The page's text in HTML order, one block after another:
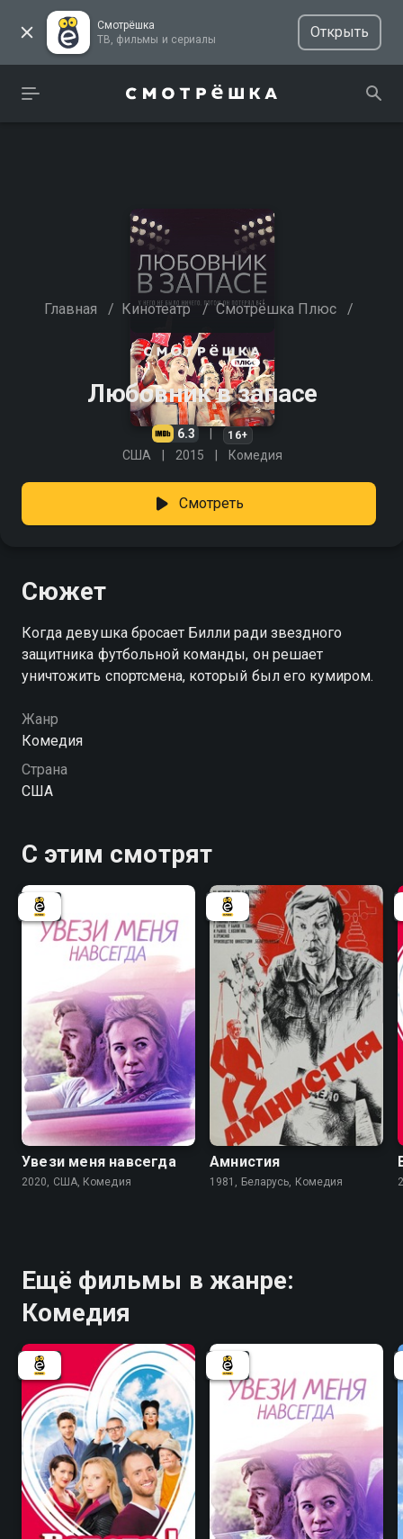
Смотрёшка
ТВ, фильмы и сериалы
Открыть
Главная / Кинотеатр / Смотрёшка Плюс /
Любовник в запасе
6.3 16+
США 2015 Комедия
Смотреть
Сюжет
Когда девушка бросает Билли ради звездного
защитника футбольной команды, он решает
уничтожить спортсмена, который был его кумиром.
Жанр
Комедия
Страна
США
С этим смотрят
Увези меня навсегда
2020, США, Комедия
6.6
Амнистия
1981, Беларусь, Комедия
Ещё фильмы в жанре:
Комедия